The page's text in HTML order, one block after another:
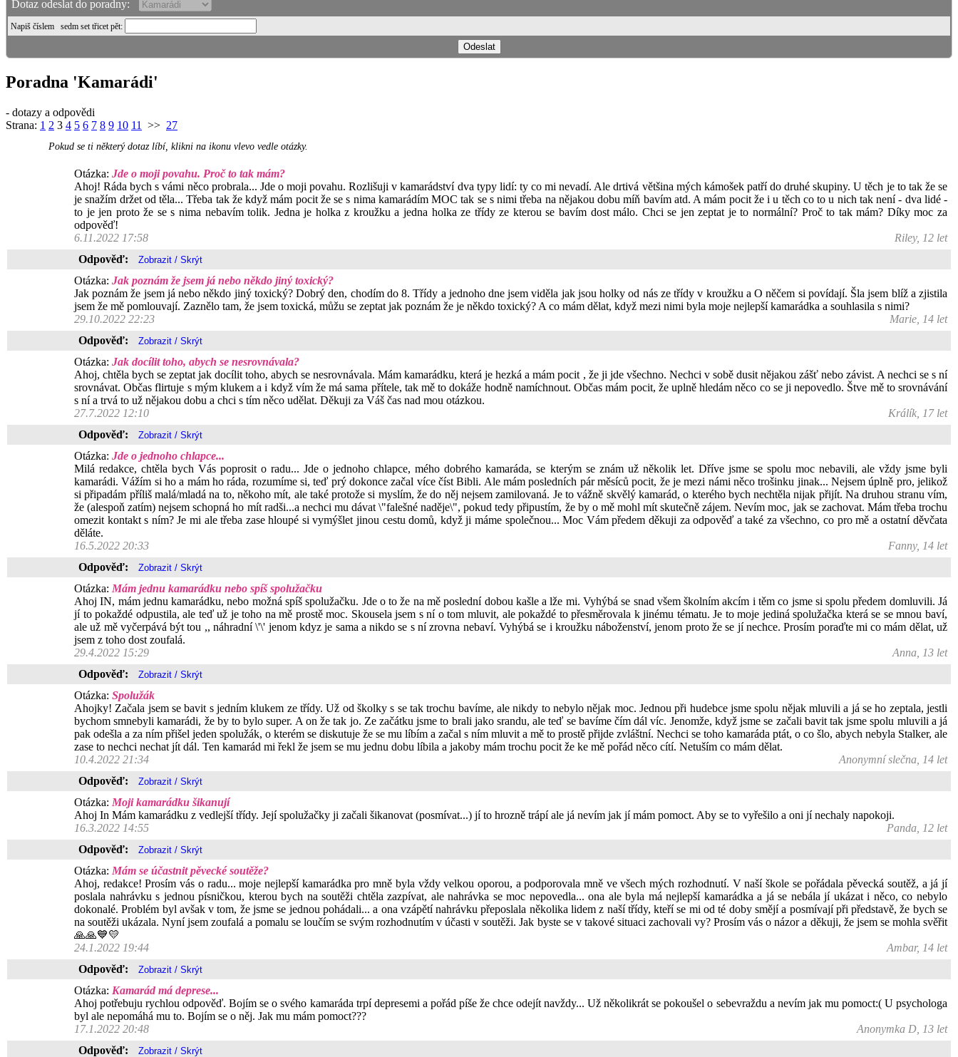
Dotaz odeslat do poradny:
Napiš číslem sedm set třicet pět:
Poradna 'Kamarádi'
- dotazy a odpovědi
Strana: 1 2 3 4 5 6 7 8 9 10 11 >> 27
Pokud se ti některý dotaz líbí, klikni na ikonu vlevo vedle otázky.
Otázka: Jde o moji povahu. Proč to tak mám?
Ahoj! Ráda bych s vámi něco probrala... Jde o moji povahu. Rozlišuji v kamarádství dva typy lidí: ty co mi nevadí. Ale drtivá většina mých kámošek patří do druhé skupiny. U těch je to tak že se
je snažím držet od těla... Třeba tak že když mám pocit že se s nima kamarádím MOC tak se s nimi třeba na nějakou dobu míň bavím atd. A mám pocit že i u těch co to u nich tak není - dva lidé -
to je jen proto že se s nima nebavím tolik. Jedna je holka z kroužku a jedna holka ze třídy ze kterou se bavím dost málo. Chci se jen zeptat je to normální? Proč to tak mám? Díky moc za
odpověď!
6.11.2022 17:58
Riley, 12 let
Odpověď:
Otázka: Jak poznám že jsem já nebo někdo jiný toxický?
Jak poznám že jsem já nebo někdo jiný toxický? Dobrý den, chodím do 8. Třídy a jednoho dne jsem viděla jak jsou holky od nás ze třídy v kroužku a O něčem si povídají. Šla jsem blíž a zjistila
jsem že mě pomlouvají. Zaznělo tam, že jsem toxická, můžu se zeptat jak poznám že je někdo toxický? A co mám dělat, když mezi nimi byla moje nejlepší kamarádka a souhlasila s nimi?
29.10.2022 22:23
Marie, 14 let
Odpověď:
Otázka: Jak docílit toho, abych se nesrovnávala?
Ahoj, chtěla bych se zeptat jak docílit toho, abych se nesrovnávala. Mám kamarádku, která je hezká a mám pocit , že ji jde všechno. Nechci v sobě dusit nějakou zášť nebo závist. A nechci se s ní
srovnávat. Občas flirtuje s mým klukem a i když vím že má sama přítele, tak mě to dokáže hodně namíchnout. Občas mám pocit, že uplně hledám něco co se ji nepovedlo. Štve mě to srovnávání
s ní a trvá to už nějakou dobu a chci s tím něco udělat. Děkuji za Váš čas nad mou otázkou.
27.7.2022 12:10
Králík, 17 let
Odpověď:
Otázka: Jde o jednoho chlapce...
Milá redakce, chtěla bych Vás poprosit o radu... Jde o jednoho chlapce, mého dobrého kamaráda, se kterým se znám už několik let. Dříve jsme se spolu moc nebavili, ale vždy jsme byli
kamarádi. Vážím si ho a mám ho ráda, rozumíme si, teď prý dokonce začal více číst Bibli. Ale mám posledních pár měsíců pocit, že je mezi námi něco trošinku jinak... Nejsem úplně pro, jelikož
si připadám příliš malá/mladá na to, někoho mít, ale také protože si myslím, že do něj nejsem zamilovaná. Je to vážně skvělý kamarád, o kterého bych nechtěla nijak přijít. Na druhou stranu vím,
že (alespoň zatím) nejsem schopná ho mít radši...a nechci mu dávat \"falešné naděje\", pokud tedy připustím, že by o mě mohl mít skutečně zájem. Nevím moc, jak se zachovat. Mám třeba trochu
omezit kontakt s ním? Je mi ale třeba zase hloupé si vymýšlet jinou cestu domů, když ji máme společnou... Moc Vám předem děkuji za odpověď a také za všechno, co pro mě a ostatní děvčata
děláte.
16.5.2022 20:33
Fanny, 14 let
Odpověď:
Otázka: Mám jednu kamarádku nebo spíš spolužačku
Ahoj IN, mám jednu kamarádku, nebo možná spíš spolužačku. Jde o to že na mě poslední dobou kašle a lže mi. Vyhýbá se snad všem školním akcím i těm co jsme si spolu předem domluvili. Já
jí to pokaždé odpustila, ale teď už je toho na mě prostě moc. Skousela jsem s ní o tom mluvit, ale pokaždé to přesměrovala k jinému tématu. Je to moje jediná spolužačka která se se mnou baví,
ale už mě vyčerpává být tou ,, náhradní \'\' jenom kdyz je sama a nikdo se s ní zrovna nebaví. Vyhýbá se i kroužku náboženství, jenom proto že se jí nechce. Prosím poraďte mi co mám dělat, už
jsem z toho dost zoufalá.
29.4.2022 15:29
Anna, 13 let
Odpověď:
Otázka: Spolužák
Ahojky! Začala jsem se bavit s jedním klukem ze třídy. Už od školky s se tak trochu bavíme, ale nikdy to nebylo nějak moc. Jednou při hudebce jsme spolu nějak mluvili a já se ho zeptala, jestli
bychom smnebyli kamarádi, že by to bylo super. A on že tak jo. Ze začátku jsme to brali jako srandu, ale teď se bavíme čím dál víc. Jenomže, když jsme se začali bavit tak jsme spolu mluvili a já
pak odešla a za ním přišel jeden spolužák, o kterém se diskutuje že se mu líbím a začal s ním mluvit a mě to prostě přijde zvláštní. Nechci se toho kamaráda ptát, o co šlo, abych nebyla Stalker, ale
zase to nechci nechat jít dál. Ten kamarád mi řekl že jsem se mu jednu dobu líbila a jakoby mám trochu pocit že ke mě pořád něco cítí. Netuším co mám dělat.
10.4.2022 21:34
Anonymní slečna, 14 let
Odpověď:
Otázka: Moji kamarádku šikanují
Ahoj In Mám kamarádku z vedlejší třídy. Její spolužačky ji začali šikanovat (posmívat...) jí to hrozně trápí ale já nevím jak jí mám pomoct. Aby se to vyřešilo a oni jí nechaly napokoji.
16.3.2022 14:55
Panda, 12 let
Odpověď:
Otázka: Mám se účastnit pěvecké soutěže?
Ahoj, redakce! Prosím vás o radu... moje nejlepší kamarádka pro mně byla vždy velkou oporou, a podporovala mně ve všech mých rozhodnutí. V naší škole se pořádala pěvecká soutěž, a já jí
poslala nahrávku s jednou písničkou, kterou bych na soutěži chtěla zazpívat, ale nahrávka se moc nepovedla... ona ale byla má nejlepší kamarádka a já se nebála jí ukázat i něco, co nebylo
dokonalé. Problém byl avšak v tom, že jsme se jednou pohádali... a ona vzápětí nahrávku přeposlala několika lidem z naší třídy, kteří se mi od té doby smějí a posmívají při představě, že bych se
na soutěži ukázala. Nyní jsem zoufalá a pomalu se loučím se svým rozhodnutím v účasti v soutěži. Jak byste se v takové situaci zachovali vy? Prosím vás o názor a děkuji, že jsem se mohla svěřit
🙏🙏💙💛
24.1.2022 19:44
Ambar, 14 let
Odpověď:
Otázka: Kamarád má deprese...
Ahoj potřebuju rychlou odpověď. Bojím se o svého kamaráda trpí depresemi a pořád píše že chce odejít navždy... Už několikrát se pokoušel o sebevraždu a nevím jak mu pomoct:( U psychologa
byl ale nepomáhá mu to. Bojím se o něj. Jak mu mám pomoct???
17.1.2022 20:48
Anonymka D, 13 let
Odpověď: